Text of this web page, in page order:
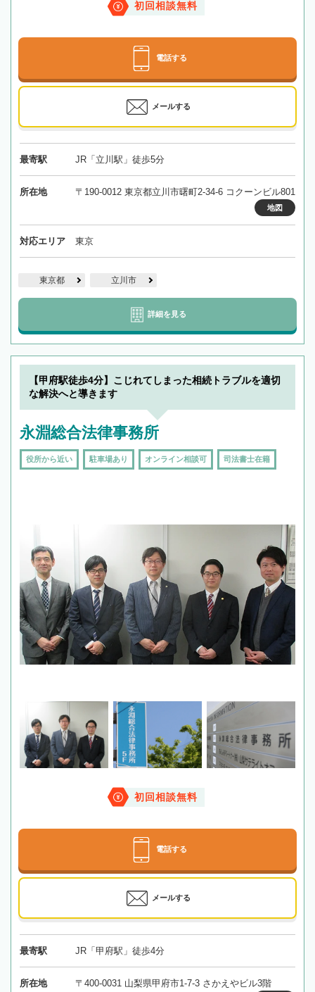
初回相談無料
電話する
メールする
最寄駅 JR「立川駅」徒歩5分
所在地 〒190-0012 東京都立川市曙町2-34-6 コクーンビル801
地図
対応エリア 東京
東京都 立川市
詳細を見る
【甲府駅徒歩4分】こじれてしまった相続トラブルを適切
な解決へと導きます
永淵総合法律事務所
役所から近い 駐車場あり オンライン相談可 司法書士在籍
初回相談無料
電話する
メールする
最寄駅 JR「甲府駅」徒歩4分
所在地 〒400-0031 山梨県甲府市1-7-3 さかえやビル3階